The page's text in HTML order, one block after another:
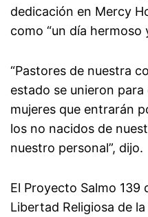
dedicación en Mercy
como “un día hermoso
“Pastores de nuestra
estado se unieron
mujeres que entrarán
los no nacidos de
nuestro personal”, dijo.
El Proyecto Salmo 139
Libertad Religiosa de